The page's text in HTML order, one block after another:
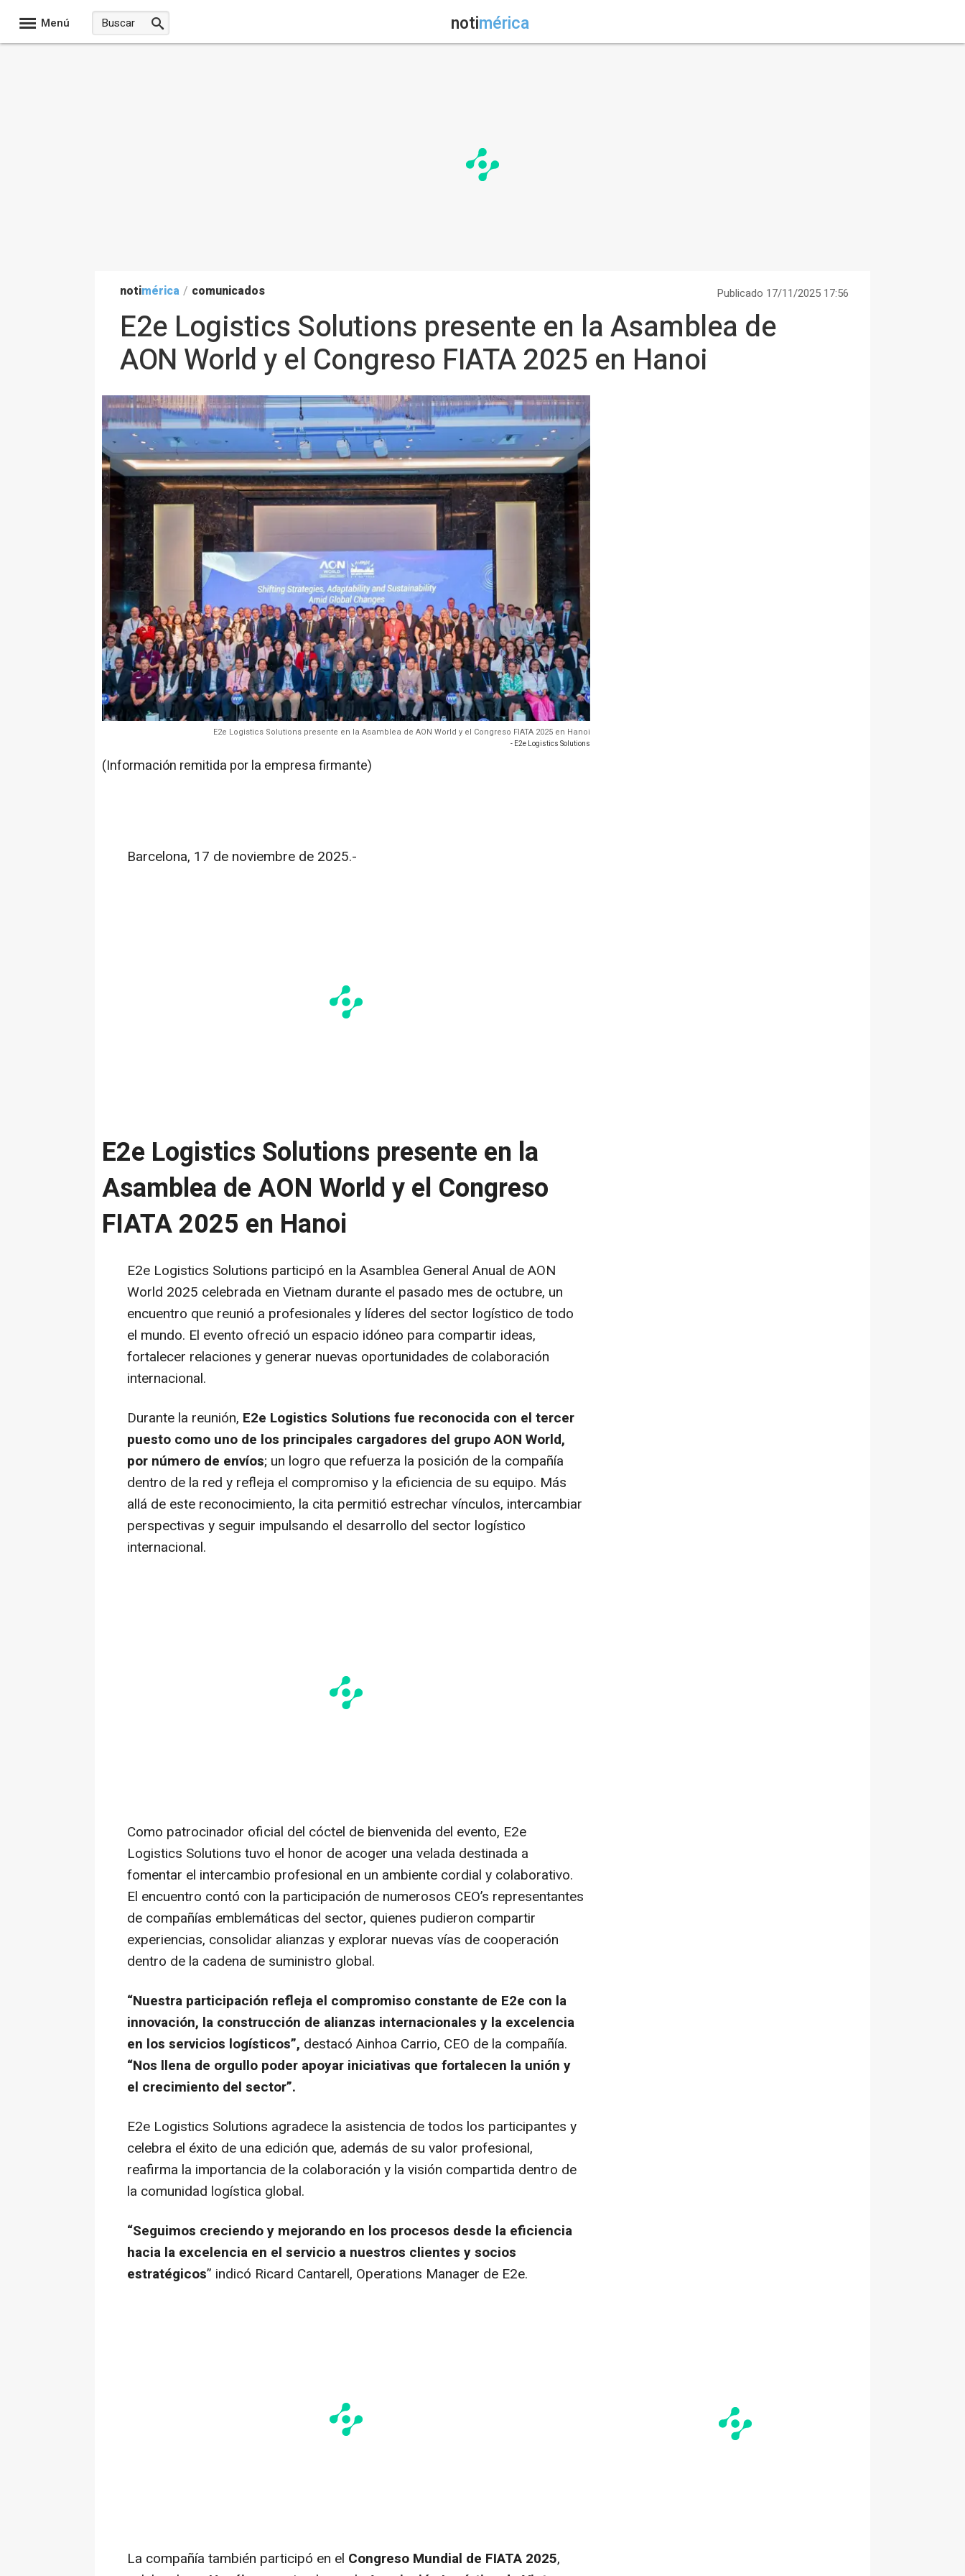
Menú notimérica
notimérica / comunicados Publicado 17/11/2025 17:56
E2e Logistics Solutions presente en la Asamblea de
AON World y el Congreso FIATA 2025 en Hanoi
E2e Logistics Solutions presente en la Asamblea de AON World y el Congreso FIATA 2025 en Hanoi
- E2e Logistics Solutions
(Información remitida por la empresa firmante)
Barcelona, 17 de noviembre de 2025.-
E2e Logistics Solutions presente en la
Asamblea de AON World y el Congreso
FIATA 2025 en Hanoi
E2e Logistics Solutions participó en la Asamblea General Anual de AON
World 2025 celebrada en Vietnam durante el pasado mes de octubre, un
encuentro que reunió a profesionales y líderes del sector logístico de todo
el mundo. El evento ofreció un espacio idóneo para compartir ideas,
fortalecer relaciones y generar nuevas oportunidades de colaboración
internacional.
Durante la reunión, E2e Logistics Solutions fue reconocida con el tercer
puesto como uno de los principales cargadores del grupo AON World,
por número de envíos; un logro que refuerza la posición de la compañía
dentro de la red y refleja el compromiso y la eficiencia de su equipo. Más
allá de este reconocimiento, la cita permitió estrechar vínculos, intercambiar
perspectivas y seguir impulsando el desarrollo del sector logístico
internacional.
Como patrocinador oficial del cóctel de bienvenida del evento, E2e
Logistics Solutions tuvo el honor de acoger una velada destinada a
fomentar el intercambio profesional en un ambiente cordial y colaborativo.
El encuentro contó con la participación de numerosos CEO’s representantes
de compañías emblemáticas del sector, quienes pudieron compartir
experiencias, consolidar alianzas y explorar nuevas vías de cooperación
dentro de la cadena de suministro global.
“Nuestra participación refleja el compromiso constante de E2e con la
innovación, la construcción de alianzas internacionales y la excelencia
en los servicios logísticos”, destacó Ainhoa Carrio, CEO de la compañía.
“Nos llena de orgullo poder apoyar iniciativas que fortalecen la unión y
el crecimiento del sector”.
E2e Logistics Solutions agradece la asistencia de todos los participantes y
celebra el éxito de una edición que, además de su valor profesional,
reafirma la importancia de la colaboración y la visión compartida dentro de
la comunidad logística global.
“Seguimos creciendo y mejorando en los procesos desde la eficiencia
hacia la excelencia en el servicio a nuestros clientes y socios
estratégicos” indicó Ricard Cantarell, Operations Manager de E2e.
La compañía también participó en el Congreso Mundial de FIATA 2025,